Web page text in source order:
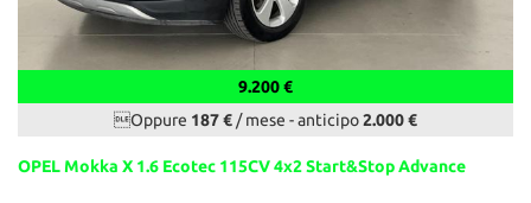
9.200 €
Oppure 187 €/ mese -anticipo2.000 €
OPEL Mokka X 1.6 Ecotec 115CV 4x2 Start&Stop Advance